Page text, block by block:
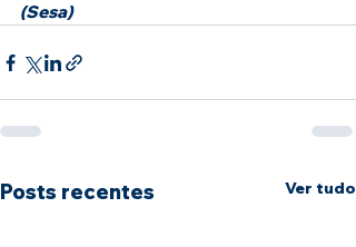
(Sesa)
Posts recentes Ver tudo